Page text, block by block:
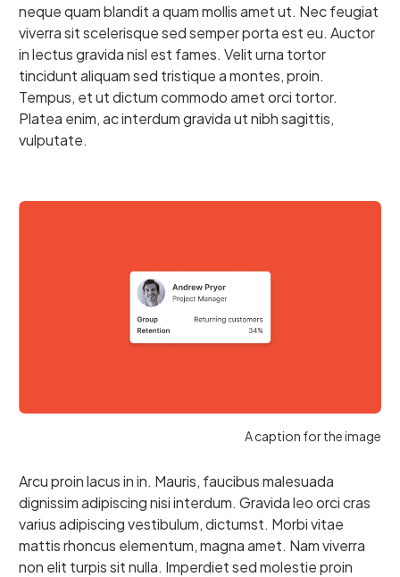
neque quam blandit a quam mollis amet ut. Nec feugiat
viverra sit scelerisque sed semper porta est eu. Auctor
in lectus gravida nisl est fames. Velit urna tortor
tincidunt aliquam sed tristique a montes, proin.
Tempus, et ut dictum commodo amet orci tortor.
Platea enim, ac interdum gravida ut nibh sagittis,
vulputate.
A caption for the image
Arcu proin lacus in in. Mauris, faucibus malesuada
dignissim adipiscing nisi interdum. Gravida leo orci cras
varius adipiscing vestibulum, dictumst. Morbi vitae
mattis rhoncus elementum, magna amet. Nam viverra
non elit turpis sit nulla. Imperdiet sed molestie proin